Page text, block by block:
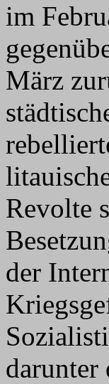
im
März
Revolte
der
darunter